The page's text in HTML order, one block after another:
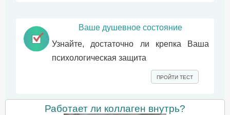
Ваше душевное состояние
Узнайте, достаточно ли крепка Ваша
психологическая защита
ПРОЙТИ ТЕСТ
Работает ли коллаген внутрь?